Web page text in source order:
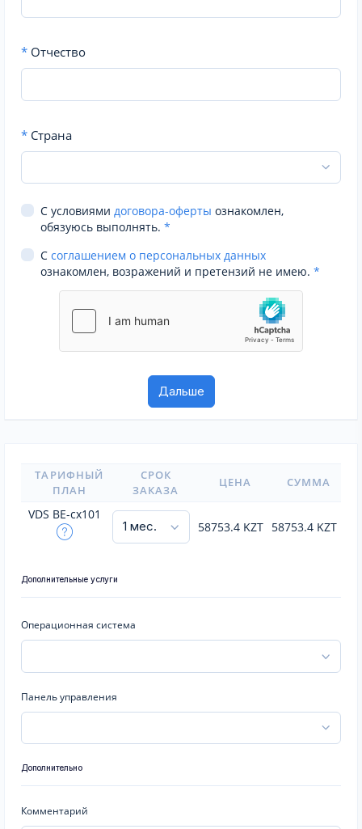
* Отчество
* Страна
С условиями договора-оферты ознакомлен,
обязуюсь выполнять. *
С соглашением о персональных данных
ознакомлен, возражений и претензий не имею. *
ТАРИФНЫЙ
ПЛАН
СРОК
ЗАКАЗА
ЦЕНА СУММА
VDS BE-cx101
58753.4 KZT 58753.4 KZT
Дополнительные услуги
Операционная система
Панель управления
Дополнительно
Комментарий